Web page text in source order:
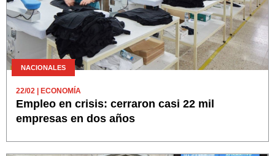
NACIONALES
22/02 | ECONOMÍA
Empleo en crisis: cerraron casi 22 mil
empresas en dos años